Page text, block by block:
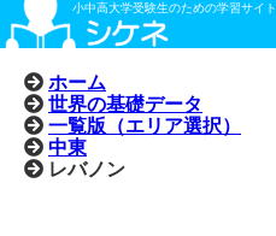
小中高大学受験生のための学習サイト
ホーム
世界の基礎データ
一覧版（エリア選択）
中東
レバノン